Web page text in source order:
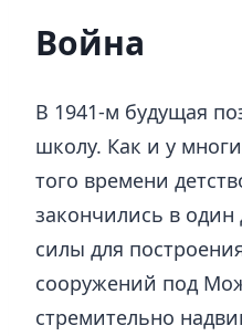
Война
В 1941-м будущая
школу. Как и у
того времени
закончились в
силы для
сооружений под
стремительно